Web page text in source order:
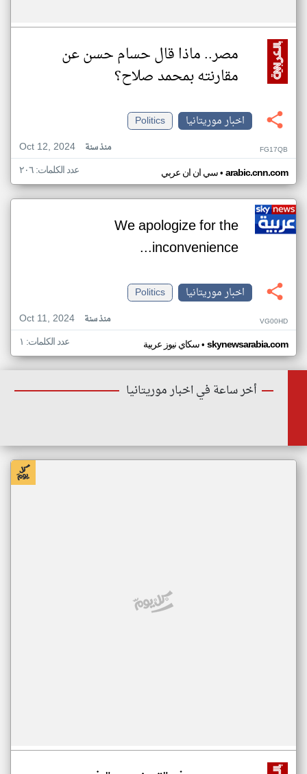
مصر.. ماذا قال حسام حسن عن
مقارنته بمحمد صلاح؟
اخبار موريتانيا
Politics
Oct 12, 2024
منذ سنة FG17QB
سي ان ان عربي• arabic.cnn.com عدد الكلمات: ٢٠٦
We apologize for the
inconvenience...
اخبار موريتانيا
Politics
Oct 11, 2024
منذ سنة VG00HD
سكاي نيوز عربية• skynewsarabia.com عدد الكلمات: ١
أخر ساعة في اخبار موريتانيا